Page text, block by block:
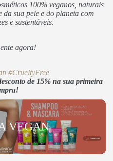
100% veganos, naturais
sua pele e do planeta com
e sustentáveis.
agora!
#CrueltyFree
de 15% na sua primeira
VEGAN